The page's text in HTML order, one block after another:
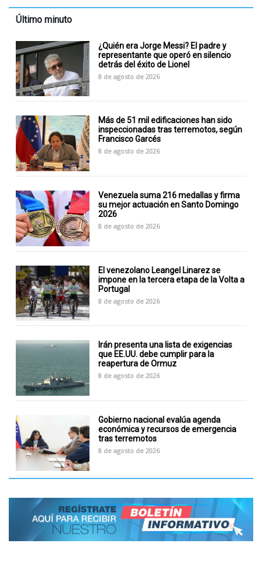
Último minuto
¿Quién era Jorge Messi? El padre y
representante que operó en silencio
detrás del éxito de Lionel
8 de agosto de 2026
Más de 51 mil edificaciones han sido
inspeccionadas tras terremotos, según
Francisco Garcés
8 de agosto de 2026
Venezuela suma 216 medallas y firma
su mejor actuación en Santo Domingo
2026
8 de agosto de 2026
El venezolano Leangel Linarez se
impone en la tercera etapa de la Volta a
Portugal
8 de agosto de 2026
Irán presenta una lista de exigencias
que EE.UU. debe cumplir para la
reapertura de Ormuz
8 de agosto de 2026
Gobierno nacional evalúa agenda
económica y recursos de emergencia
tras terremotos
8 de agosto de 2026